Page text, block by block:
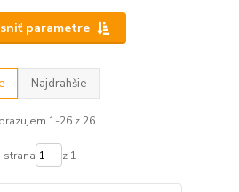
parametre
Najdrahšie
1-26 z 26
strana z 1